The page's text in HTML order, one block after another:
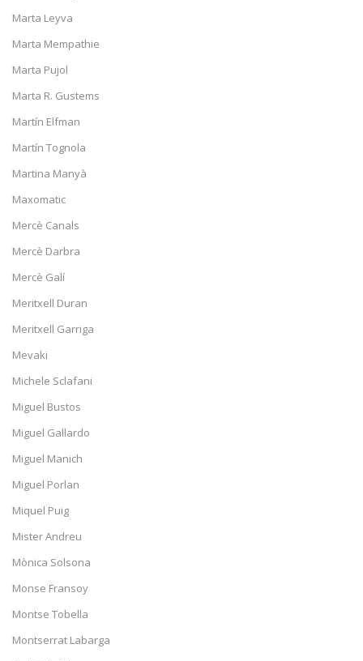
Marta Leyva
Marta Mempathie
Marta Pujol
Marta R. Gustems
Martín Elfman
Martín Tognola
Martina Manyà
Maxomatic
Mercè Canals
Mercè Darbra
Mercè Galí
Meritxell Duran
Meritxell Garriga
Mevaki
Michele Sclafani
Miguel Bustos
Miguel Gallardo
Miguel Manich
Miguel Porlan
Miquel Puig
Mister Andreu
Mònica Solsona
Monse Fransoy
Montse Tobella
Montserrat Labarga